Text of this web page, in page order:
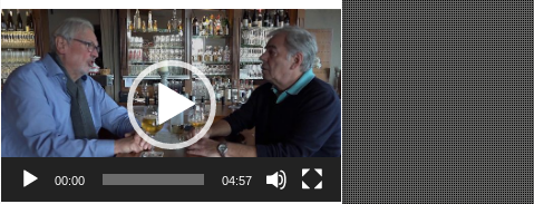
Video-
Player
00:00 04:57